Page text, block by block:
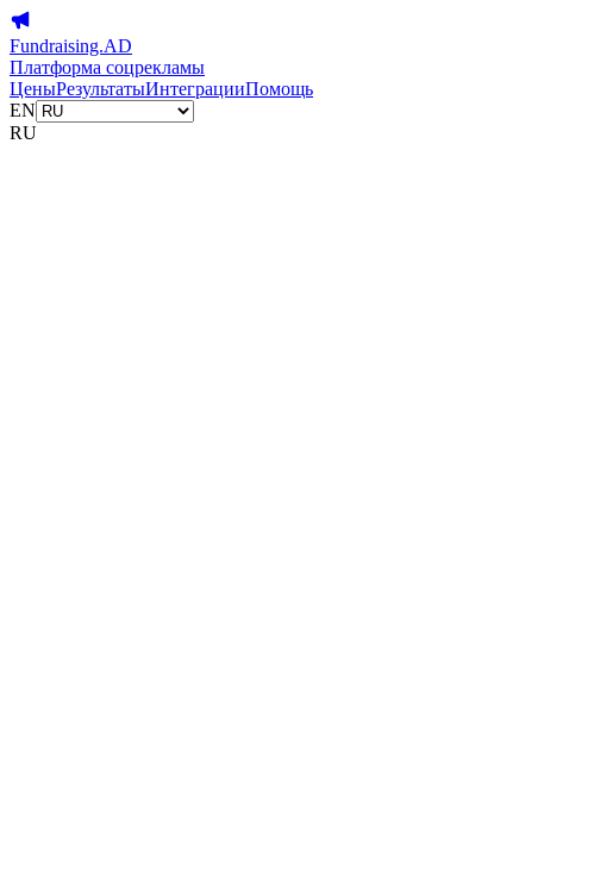
Fundraising.AD
Платформа соцрекламы
ЦеныРезультатыИнтеграцииПомощь
EN
RU